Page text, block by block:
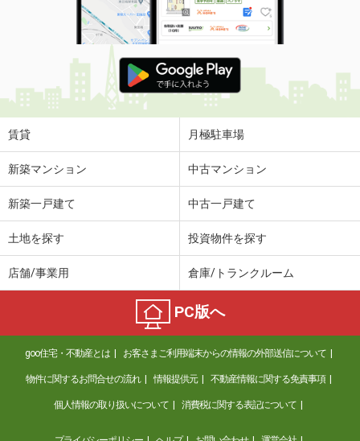
間取り
1LDK
愛知県名古屋市名東区社台３丁目
価 格
5.80万円
住 所
愛知県名古屋市名東区社台３丁目
専有面積
愛知県名古屋市中川区笈瀬町２丁目
4.90万円
愛知県岡崎市庄司田１丁目
2.60万円
住 所
愛知県岡崎市庄司田１丁目
専有面積 18.3m²
間取り
1K
愛知県名古屋市西区菊井２丁目
賃貸 月極駐車場
新築マンション 中古マンション
新築一戸建て 中古一戸建て
土地を探す 投資物件を探す
店舗/事業用 倉庫/トランクルーム
PC版へ
goo住宅・不動産とは お客さまご利用端末からの情報の外部送信について
物件に関するお問合せの流れ 情報提供元 不動産情報に関する免責事項
個人情報の取り扱いについて 消費税に関する表記について